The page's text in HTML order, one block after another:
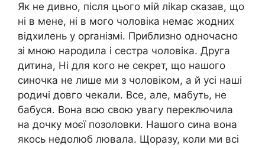
Як не дивно, після цього мій ліkар сказав, що
ні в мене, ні в мого чоловіка немає жодних
відхилень у орrанізмі. Приблизно одночасно
зі мною народила і сестра чоловіка. Друга
дитина, Ні для кого не секрет, що нашого
синочка не лише ми з чоловіком, а й усі наші
родичі довго чекали. Все, але, мабуть, не
бабуся. Вона всю свою увагу переключила
на дочку моєї позоловки. Нашого сина вона
якось недолюб лювала. Щоразу, коли ми всі